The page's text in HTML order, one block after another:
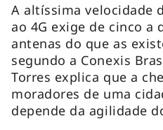
A altíssima velocidade
ao 4G exige de cinco a
antenas do que as
segundo a Conexis
Torres explica que a
moradores de uma
depende da agilidade